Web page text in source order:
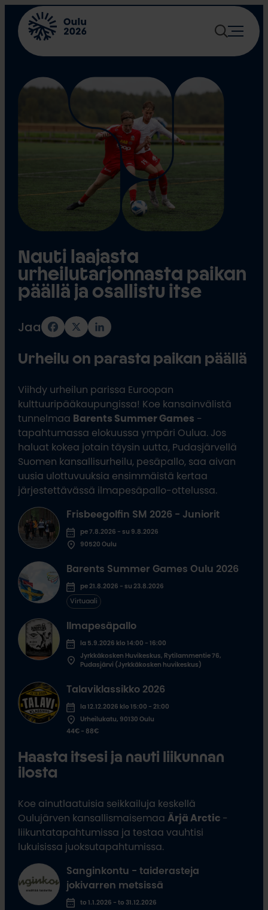
Siirry
sisältöön
Nauti laajasta
urheilutarjonnasta paikan
päällä ja osallistu itse
Jaa
F
a
c
e
o
k
X
L
i
k
I
Urheilu on parasta paikan päällä
Viihdy urheilun parissa Euroopan
kulttuuripääkaupungissa! Koe kansainvälistä
tunnelmaa Barents Summer Games -
tapahtumassa elokuussa ympäri Oulua. Jos
haluat kokea jotain täysin uutta, Pudasjärvellä
Suomen kansallisurheilu, pesäpallo, saa aivan
uusia ulottuvuuksia ensimmäistä kertaa
järjestettävässä ilmapesäpallo-ottelussa.
Frisbeegolfin SM 2026 - Juniorit
pe 7.8.2026 - su 9.8.2026
90520 Oulu
Barents Summer Games Oulu 2026
pe 21.8.2026 - su 23.8.2026
Virtuaali
Ilmapesäpallo
la 5.9.2026 klo 14:00 - 16:00
Jyrkkäkosken Huvikeskus, Rytilammentie 76,
Pudasjärvi (Jyrkkäkosken huvikeskus)
Talaviklassikko 2026
la 12.12.2026 klo 15:00 - 21:00
Urheilukatu, 90130 Oulu
44€ - 88€
Haasta itsesi ja nauti liikunnan
ilosta
Koe ainutlaatuisia seikkailuja keskellä
Oulujärven kansallismaisemaa Ärjä Arctic -
liikuntatapahtumissa ja testaa vauhtisi
lukuisissa juoksutapahtumissa.
Sanginkontu - taiderasteja
jokivarren metsissä
to 1.1.2026 - to 31.12.2026